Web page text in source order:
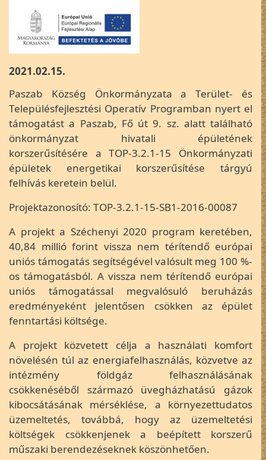
2021.02.15.
Paszab Község Önkormányzata a Terület- és
Településfejlesztési Operatív Programban nyert el
támogatást a Paszab, Fő út 9. sz. alatt található
önkormányzat hivatali épületének
korszerűsítésére a TOP-3.2.1-15 Önkormányzati
épületek energetikai korszerűsítése tárgyú
felhívás keretein belül.
Projektazonosító: TOP-3.2.1-15-SB1-2016-00087
A projekt a Széchenyi 2020 program keretében,
40,84 millió forint vissza nem térítendő európai
uniós támogatás segítségével valósult meg 100 %-
os támogatásból. A vissza nem térítendő európai
uniós támogatással megvalósuló beruházás
eredményeként jelentősen csökken az épület
fenntartási költsége.
A projekt közvetett célja a használati komfort
növelésén túl az energiafelhasználás, közvetve az
intézmény földgáz felhasználásának
csökkenéséből származó üvegházhatású gázok
kibocsátásának mérséklése, a környezettudatos
üzemeltetés, továbbá, hogy az üzemeltetési
költségek csökkenjenek a beépített korszerű
műszaki berendezéseknek köszönhetően.